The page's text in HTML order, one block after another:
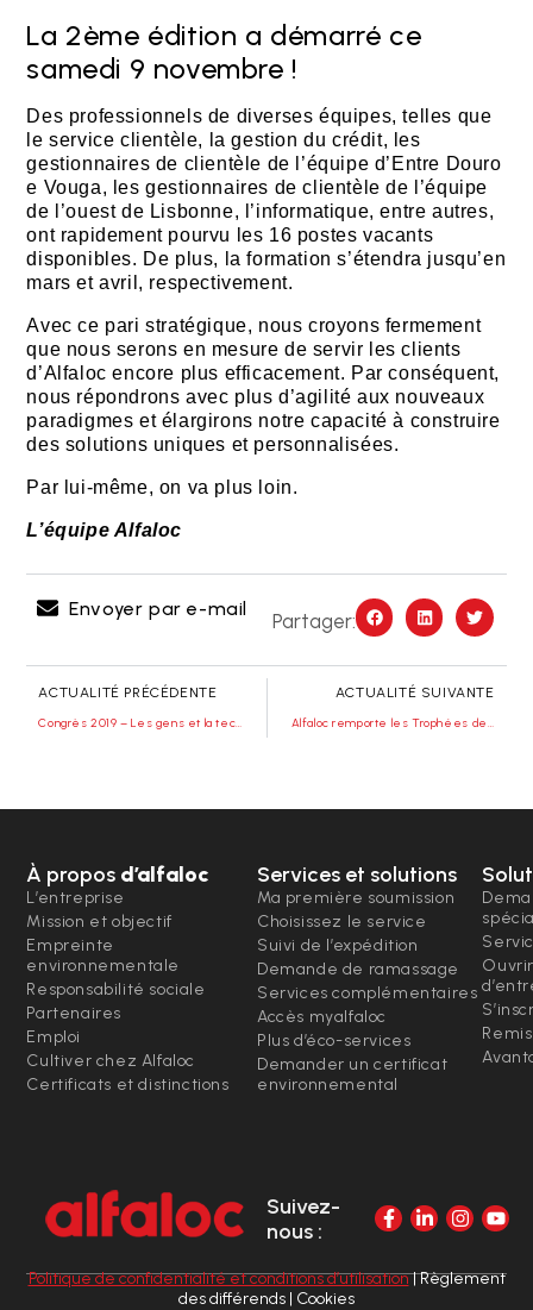
La 2ème édition a démarré ce
samedi 9 novembre !
Des professionnels de diverses équipes, telles que
le service clientèle, la gestion du crédit, les
gestionnaires de clientèle de l’équipe d’Entre Douro
e Vouga, les gestionnaires de clientèle de l’équipe
de l’ouest de Lisbonne, l’informatique, entre autres,
ont rapidement pourvu les 16 postes vacants
disponibles. De plus, la formation s’étendra jusqu’en
mars et avril, respectivement.
Avec ce pari stratégique, nous croyons fermement
que nous serons en mesure de servir les clients
d’Alfaloc encore plus efficacement. Par conséquent,
nous répondrons avec plus d’agilité aux nouveaux
paradigmes et élargirons notre capacité à construire
des solutions uniques et personnalisées.
Par lui-même, on va plus loin.
L’équipe Alfaloc
Envoyer par e-mail
Partager:
ACTUALITÉ PRÉCÉDENTE
Congrès 2019 – Les gens et la technologie !
ACTUALITÉ SUIVANTE
Alfaloc remporte les Trophées des centres d’appels 2019 !
À propos d’alfaloc
L’entreprise
Mission et objectif
Empreinte
environnementale
Responsabilité sociale
Partenaires
Emploi
Cultiver chez Alfaloc
Certificats et distinctions
Services et solutions
Ma première soumission
Choisissez le service
Suivi de l’expédition
Demande de ramassage
Services complémentaires
Accès myalfaloc
Plus d’éco-services
Demander un certificat
environnemental
Suivez-
nous :
Politique de confidentialité et conditions d’utilisation| Règlement
des différends | Cookies